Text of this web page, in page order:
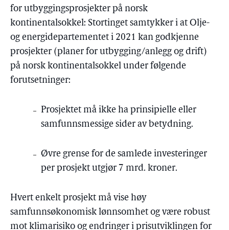
for utbyggingsprosjekter på norsk
kontinentalsokkel: Stortinget samtykker i at Olje-
og energidepartementet i 2021 kan godkjenne
prosjekter (planer for utbygging/anlegg og drift)
på norsk kontinentalsokkel under følgende
forutsetninger:
Prosjektet må ikke ha prinsipielle eller
samfunnsmessige sider av betydning.
Øvre grense for de samlede investeringer
per prosjekt utgjør 7 mrd. kroner.
Hvert enkelt prosjekt må vise høy
samfunnsøkonomisk lønnsomhet og være robust
mot klimarisiko og endringer i prisutviklingen for